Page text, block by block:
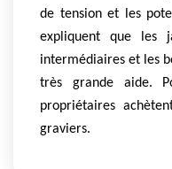
de tension et les
expliquent que les
intermédiaires et les
très grande aide.
propriétaires
graviers.